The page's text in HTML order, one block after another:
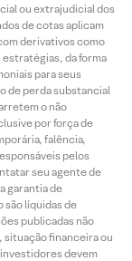
ou extrajudicial dos
de cotas aplicam
derivativos como
da forma
para seus
de perda substancial
o não
por força de
falência,
pelos
seu agente de
garantia de
são líquidas de
publicadas não
situação financeira ou
devem